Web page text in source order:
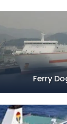
Ferry